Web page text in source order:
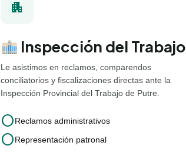
apartment
Inspección del Trabajo
Le asistimos en reclamos, comparendos
conciliatorios y fiscalizaciones directas ante la
Inspección Provincial del Trabajo de Putre.
circleReclamos administrativos
circleRepresentación patronal